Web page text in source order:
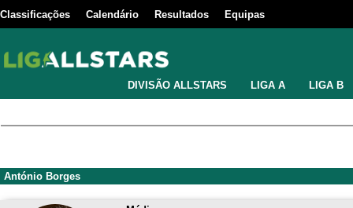
Classificações Calendário Resultados Equipas
DIVISÃO ALLSTARS LIGA A LIGA B
António Borges